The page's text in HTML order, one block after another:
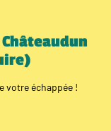
votre échappée !